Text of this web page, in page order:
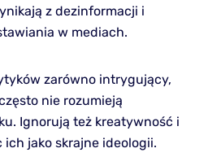
z dezinformacji i
w mediach.
zarówno intrygujący,
nie rozumieją
Ignorują też kreatywność i
jako skrajne ideologii.